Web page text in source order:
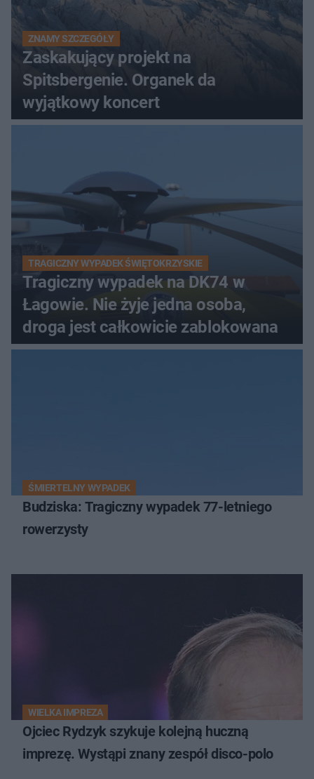
ZNAMY SZCZEGÓŁY
Zaskakujący projekt na
Spitsbergenie. Organek da
wyjątkowy koncert
TRAGICZNY WYPADEK ŚWIĘTOKRZYSKIE
Tragiczny wypadek na DK74 w
Łagowie. Nie żyje jedna osoba,
droga jest całkowicie zablokowana
ŚMIERTELNY WYPADEK
Budziska: Tragiczny wypadek 77-letniego
rowerzysty
WIELKA IMPREZA
Ojciec Rydzyk szykuje kolejną huczną
imprezę. Wystąpi znany zespół disco-polo